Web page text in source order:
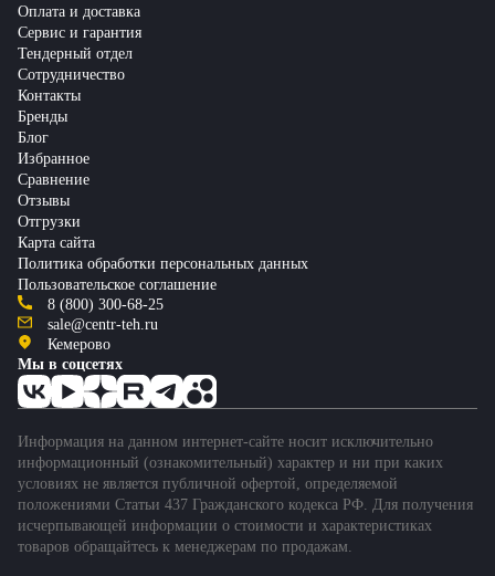
Оплата и доставка
Сервис и гарантия
Тендерный отдел
Сотрудничество
Контакты
Бренды
Блог
Избранное
Сравнение
Отзывы
Отгрузки
Карта сайта
Политика обработки персональных данных
Пользовательское соглашение
8 (800) 300-68-25
sale@centr-teh.ru
Кемерово
Мы в соцсетях
Информация на данном интернет-сайте носит исключительно
информационный (ознакомительный) характер и ни при каких
условиях не является публичной офертой, определяемой
положениями Статьи 437 Гражданского кодекса РФ. Для получения
исчерпывающей информации о стоимости и характеристиках
товаров обращайтесь к менеджерам по продажам.